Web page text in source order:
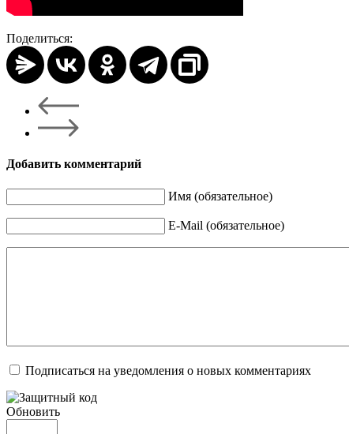
Поделиться:
Добавить комментарий
Имя (обязательное)
E-Mail (обязательное)
Подписаться на уведомления о новых комментариях
Обновить